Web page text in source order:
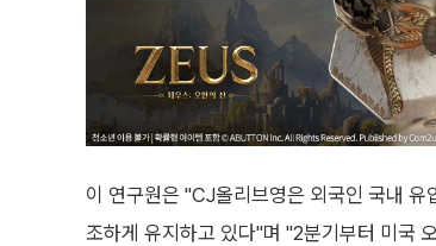
이 연구원은 "CJ올리브영은 외국인 국내
조하게 유지하고 있다"며 "2분기부터 미국